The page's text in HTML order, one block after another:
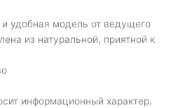
удобная модель от ведущего
из натуральной, приятной к
информационный характер.